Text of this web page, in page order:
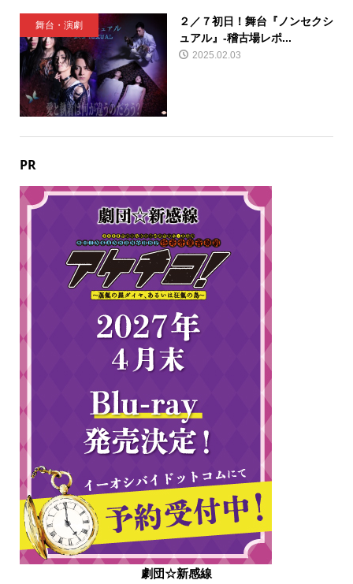
舞台・演劇
２／７初日！舞台『ノンセクシ
ュアル』-稽古場レポ...
2025.02.03
PR
劇団☆新感線